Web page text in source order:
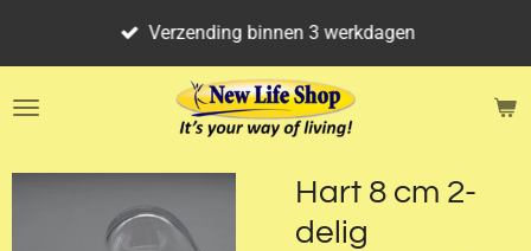
de
Verzending binnen 3 werkdagen
Hart 8 cm 2-
delig